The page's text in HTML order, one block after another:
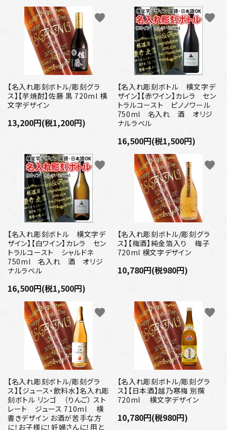
【名入れ彫刻ボトル/彫刻グラ
ス】【芋焼酎】佐藤 黒 720ml 横
文字デザイン
13,200円(税1,200円)
favorite
【名入れ彫刻ボトル 横文字デ
ザイン】【赤ワイン】カレラ セン
トラルコースト ピノノワール
750ml 名入れ 酒 オリジ
ナルラベル
16,500円(税1,500円)
favorite
【名入れ彫刻ボトル 横文字デ
ザイン】【白ワイン】カレラ セン
トラルコースト シャルドネ
750ml 名入れ 酒 オリジ
ナルラベル
16,500円(税1,500円)
favorite
【名入れ彫刻ボトル/彫刻グラ
ス】【梅酒】純金箔入り 梅子
720ml 横文字デザイン
10,780円(税980円)
favorite
【名入れ彫刻ボトル/彫刻グラ
ス】【ジュース・飲料水】名入れ彫
刻ボトル リンゴ （りんご） スト
レート ジュース 710ml 横
書きデザイン お酒が苦手な方
に！お子様に！妊婦さんに！用と
favorite
【名入れ彫刻ボトル/彫刻グラ
ス】【日本酒】越乃寒梅 別撰
720ml 横文字デザイン
10,780円(税980円)
favorite